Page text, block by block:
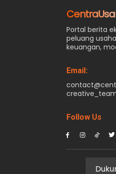
Portal berita
peluang
keuangan,
Email:
Follow Us